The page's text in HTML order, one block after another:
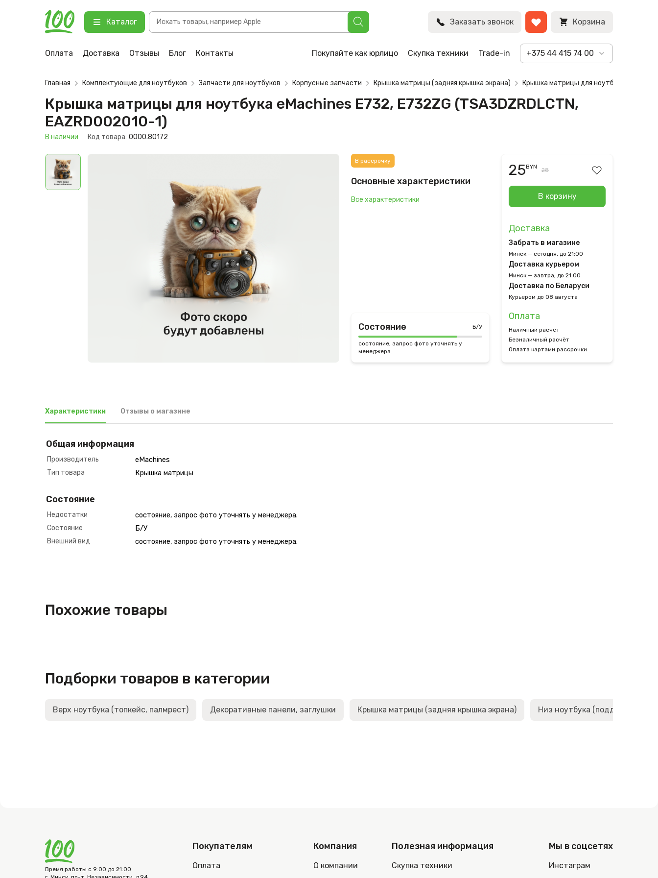
Каталог
Поиск
товаров
Заказать звонок Корзина
Оплата Доставка Отзывы Блог Контакты Покупайте как юрлицо Скупка техники Trade-in +375 44 415 74 00
Крышка матрицы для ноутбука eMachines E732, E732ZG (TSA3DZRDLCTN, EAZRD002010-1)
123 В наличии
BYN
Главная Комплектующие для ноутбуков Запчасти для ноутбуков Корпусные запчасти Крышка матрицы (задняя крышка экрана) Крышка матрицы для ноутбука
Крышка матрицы для ноутбука eMachines E732, E732ZG (TSA3DZRDLCTN,
EAZRD002010-1)
В наличии Код товара: 0000.80172
В рассрочку
Основные характеристики
Все характеристики
Состояние Б/У
состояние, запрос фото уточнять у
менеджера.
25BYN 28
В корзину
Доставка
Забрать в магазине
Минск — сегодня, до 21:00
Доставка курьером
Минск — завтра, до 21:00
Доставка по Беларуси
Курьером до 08 августа
Оплата
Наличный расчёт
Безналичный расчёт
Оплата картами рассрочки
Характеристики Отзывы о магазине
Общая информация
Производитель
eMachines
Тип товара
Крышка матрицы
Состояние
Недостатки
состояние, запрос фото уточнять у менеджера.
Состояние
Б/У
Внешний вид
состояние, запрос фото уточнять у менеджера.
Похожие товары
Подборки товаров в категории
Верх ноутбука (топкейс, палмрест) Декоративные панели, заглушки Крышка матрицы (задняя крышка экрана) Низ ноутбука (поддон,
Время работы с 9:00 до 21:00
Покупателям
Оплата
Компания
О компании
Полезная информация
Скупка техники
Мы в соцсетях
Инстаграм